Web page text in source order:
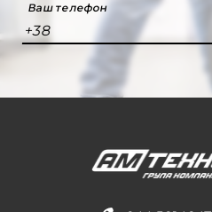
Ваш телефон
+38